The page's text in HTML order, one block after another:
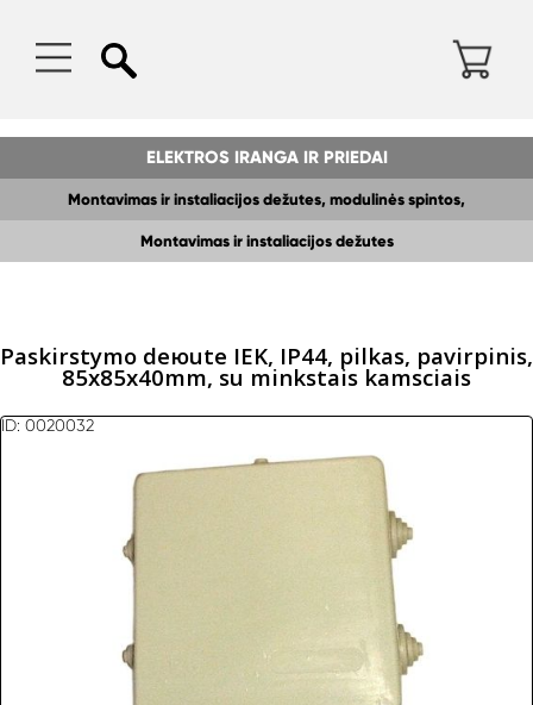
ELEKTROS IRANGA IR PRIEDAI
Montavimas ir instaliacijos dežutes, modulinės spintos,
paskirstymo dežes
Montavimas ir instaliacijos dežutes
Paskirstymo deюute IEK, IP44, pilkas, pavirрinis,
85x85x40mm, su minkstais kamsciais
ID: 0020032